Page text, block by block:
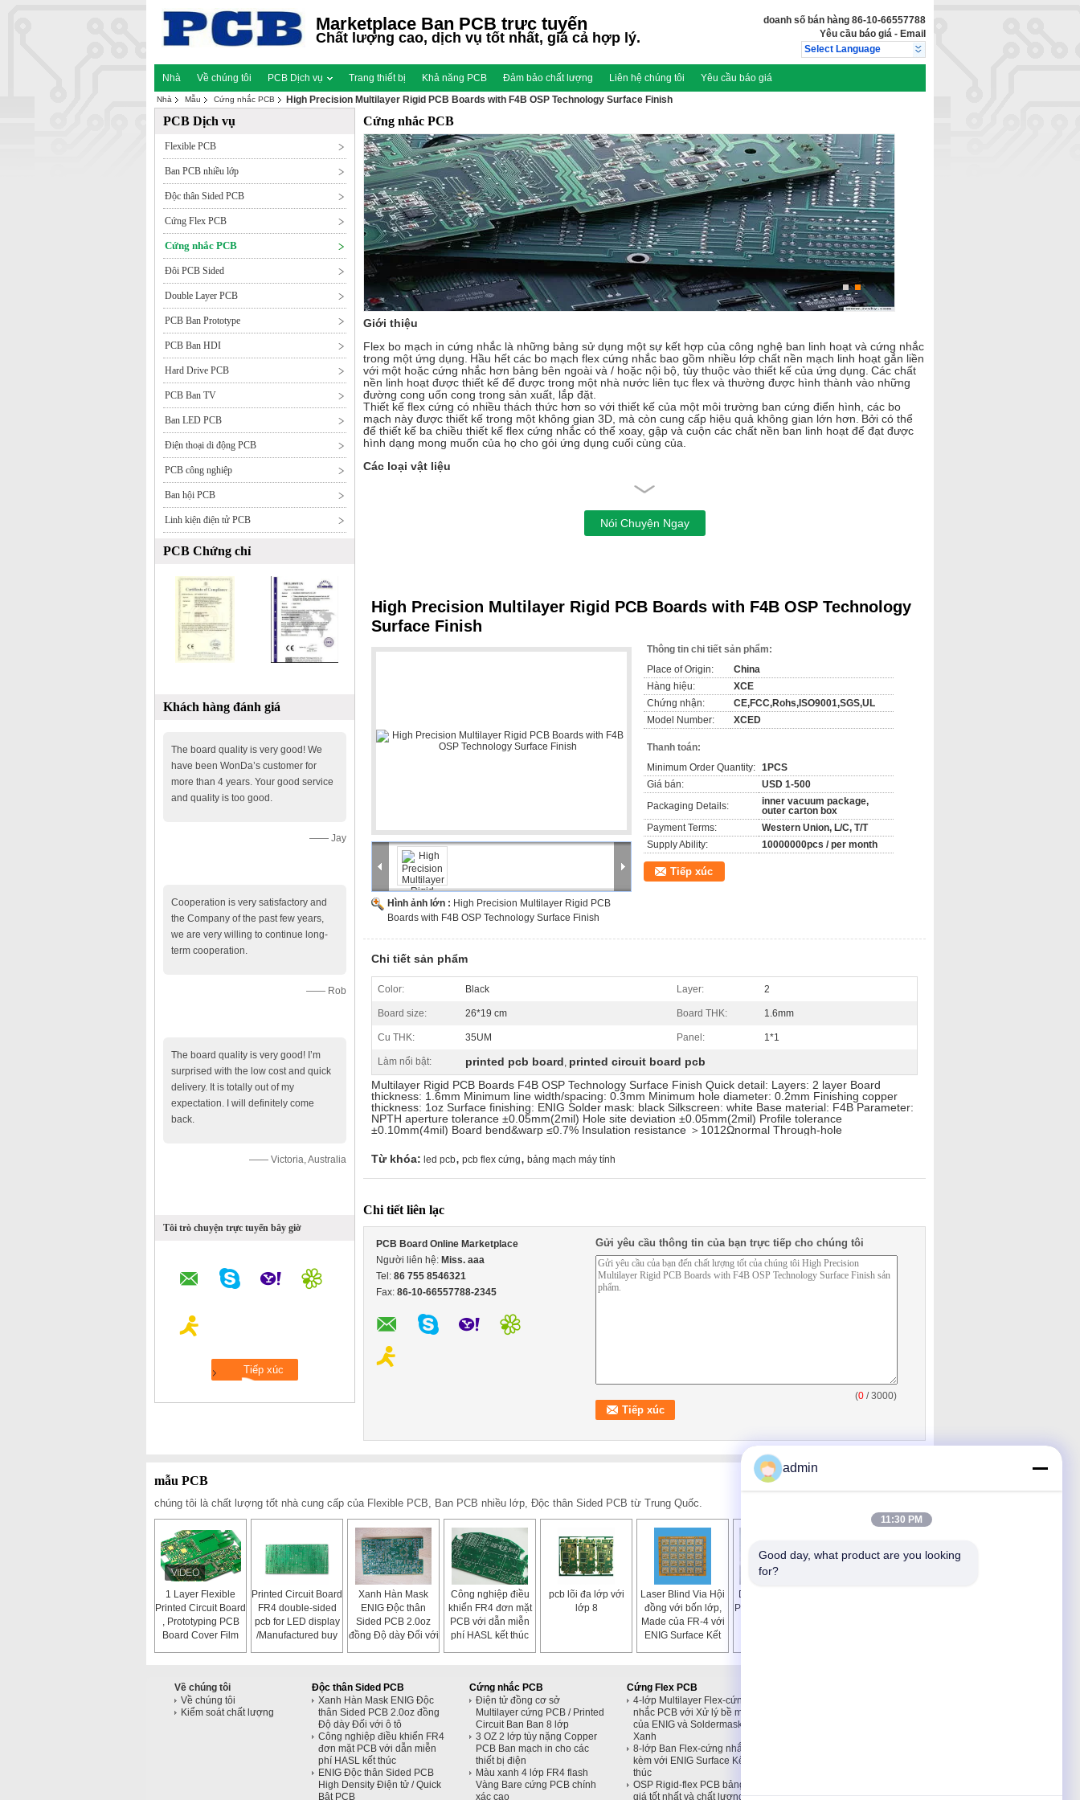
Marketplace Ban PCB trực tuyến
Chất lượng cao, dịch vụ tốt nhất, giá cả hợp lý.
doanh số bán hàng 86-10-66557788
Yêu cầu báo giá - Email
Select Language
Nhà Về chúng tôi PCB Dịch vụ Trang thiết bị Khả năng PCB Đảm bảo chất lượng Liên hệ chúng tôi Yêu cầu báo giá
Nhà Mẫu Cứng nhắc PCB High Precision Multilayer Rigid PCB Boards with F4B OSP Technology Surface Finish
PCB Dịch vụ
Flexible PCB
Ban PCB nhiều lớp
Độc thân Sided PCB
Cứng Flex PCB
Cứng nhắc PCB
Đôi PCB Sided
Double Layer PCB
PCB Ban Prototype
PCB Ban HDI
Hard Drive PCB
PCB Ban TV
Ban LED PCB
Điện thoại di động PCB
PCB công nghiệp
Ban hội PCB
Linh kiện điện tử PCB
PCB Chứng chỉ
Khách hàng đánh giá
The board quality is very good! We
have been WonDa’s customer for
more than 4 years. Your good service
and quality is too good.
—— Jay
Cooperation is very satisfactory and
the Company of the past few years,
we are very willing to continue long-
term cooperation.
—— Rob
The board quality is very good! I’m
surprised with the low cost and quick
delivery. It is totally out of my
expectation. I will definitely come
back.
—— Victoria, Australia
Tôi trò chuyện trực tuyến bây giờ
Cứng nhắc PCB
Giới thiệu
Flex bo mạch in cứng nhắc là những bảng sử dụng một sự kết hợp của công nghệ ban linh hoạt và cứng nhắc
trong một ứng dụng. Hầu hết các bo mạch flex cứng nhắc bao gồm nhiều lớp chất nền mạch linh hoạt gắn liền
với một hoặc cứng nhắc hơn bảng bên ngoài và / hoặc nội bộ, tùy thuộc vào thiết kế của ứng dụng. Các chất
nền linh hoạt được thiết kế để được trong một nhà nước liên tục flex và thường được hình thành vào những
đường cong uốn cong trong sản xuất, lắp đặt.
Thiết kế flex cứng có nhiều thách thức hơn so với thiết kế của một môi trường ban cứng điển hình, các bo
mạch này được thiết kế trong một không gian 3D, mà còn cung cấp hiệu quả không gian lớn hơn. Bởi có thể
để thiết kế ba chiều thiết kế flex cứng nhắc có thể xoay, gập và cuộn các chất nền ban linh hoạt để đạt được
hình dạng mong muốn của họ cho gói ứng dụng cuối cùng của.
Các loại vật liệu
FR-4, CEM-1, CEM-3, IMS, cao TG, tần số cao, Halogen miễn phí, cơ sở nhôm, cơ sở cốt lõi kim loại
HASL (LF), Flash vàng, ENIG, OSP (Chì tương thích miễn phí), mực Carbon,
Peelable S / M, Immersion Ag / Tin, vàng ngón tay mạ, ngón tay ENIG + Vàng
Xem xét cẩn thận các giải pháp linh động cứng nhắc và đánh giá thích hợp của các tùy chọn có sẵn ở giai
đoạn sớm trong giai đoạn thiết kế PCB flex cứng nhắc sẽ trở lại lợi ích đáng kể.
nhắc flex PCB fabricator tham gia sớm trong quá trình thiết kế để đảm bảo thiết kế và phần fab đều phối hợp
và để giải thích cho các biến thể sản phẩm cuối cùng.
Các giai đoạn sản xuất flex cứng nhắc cũng là phức tạp và mất nhiều hơn so với chế tạo tàu cứng nhắc thời
Tất cả các thành phần linh hoạt của các hội đồng flex cứng nhắc có các quy trình xử lý, khắc và hàn
LED, viễn thông, ứng dụng máy tính, ánh sáng, máy chơi game, điều khiển công nghiệp, năng lượng, ô tô và
cao cấp thiết bị điện tử tiêu dùng, ect.a
High Precision Multilayer Rigid PCB Boards with F4B OSP Technology
Surface Finish
Hình ảnh lớn : High Precision Multilayer Rigid PCB
Boards with F4B OSP Technology Surface Finish
Thông tin chi tiết sản phẩm:
Place of Origin:
China
Hàng hiệu:
XCE
Chứng nhận:
CE,FCC,Rohs,ISO9001,SGS,UL
Model Number:
XCED
Thanh toán:
Minimum Order Quantity: 1PCS
Giá bán:
USD 1-500
Packaging Details:
inner vacuum package,
outer carton box
Payment Terms:
Western Union, L/C, T/T
Supply Ability:
10000000pcs / per month
Tiếp xúc
Chi tiết sản phẩm
Color: Black Layer: 2
Board size: 26*19 cm Board THK: 1.6mm
Cu THK: 35UM Panel: 1*1
Làm nổi bật: printed pcb board, printed circuit board pcb
Multilayer Rigid PCB Boards F4B OSP Technology Surface Finish Quick detail: Layers: 2 layer Board
thickness: 1.6mm Minimum line width/spacing: 0.3mm Minimum hole diameter: 0.2mm Finishing copper
thickness: 1oz Surface finishing: ENIG Solder mask: black Silkscreen: white Base material: F4B Parameter:
NPTH aperture tolerance ±0.05mm(2mil) Hole site deviation ±0.05mm(2mil) Profile tolerance
±0.10mm(4mil) Board bend&warp ≤0.7% Insulation resistance ＞1012Ωnormal Through-hole
Từ khóa: led pcb, pcb flex cứng, bảng mạch máy tính
Chi tiết liên lạc
PCB Board Online Marketplace
Người liên hệ: Miss. aaa
Tel: 86 755 8546321
Fax: 86-10-66557788-2345
Gửi yêu cầu thông tin của bạn trực tiếp cho chúng tôi
(0 / 3000)
mẫu PCB
chúng tôi là chất lượng tốt nhà cung cấp của Flexible PCB, Ban PCB nhiều lớp, Độc thân Sided PCB từ Trung Quốc.
1 Layer Flexible
Printed Circuit Board
, Prototyping PCB
Board Cover Film
Printed Circuit Board
FR4 double-sided
pcb for LED display
/Manufactured buy
Xanh Hàn Mask
ENIG Độc thân
Sided PCB 2.0oz
đồng Độ dày Đối với
Công nghiệp điều
khiển FR4 đơn mặt
PCB với dẫn miễn
phí HASL kết thúc
pcb lõi đa lớp với
lớp 8
Laser Blind Via Hội
đồng với bốn lớp,
Made của FR-4 với
ENIG Surface Kết
Double Layer LED
PCB cho chiếu sáng
Về chúng tôi
Về chúng tôi
Kiểm soát chất lượng
Độc thân Sided PCB
Xanh Hàn Mask ENIG Độc
thân Sided PCB 2.0oz đồng
Độ dày Đối với ô tô
Công nghiệp điều khiển FR4
đơn mặt PCB với dẫn miễn
phí HASL kết thúc
ENIG Độc thân Sided PCB
High Density Điện tử / Quick
Bật PCB
Cứng nhắc PCB
Điện tử đồng cơ sở
Multilayer cứng PCB / Printed
Circuit Ban Ban 8 lớp
3 OZ 2 lớp tùy nặng Copper
PCB Ban mạch in cho các
thiết bị điện
Màu xanh 4 lớp FR4 flash
Vàng Bare cứng PCB chính
xác cao
Cứng Flex PCB
4-lớp Multilayer Flex-cứng
nhắc PCB với Xử lý bề mặt
của ENIG và Soldermask
Xanh
8-lớp Ban Flex-cứng nhắc, Đi
kèm với ENIG Surface Kết
thúc
OSP Rigid-flex PCB bảng với
giá tốt nhất và chất lượng
admin
11:30 PM
Good day, what product are you looking
for?